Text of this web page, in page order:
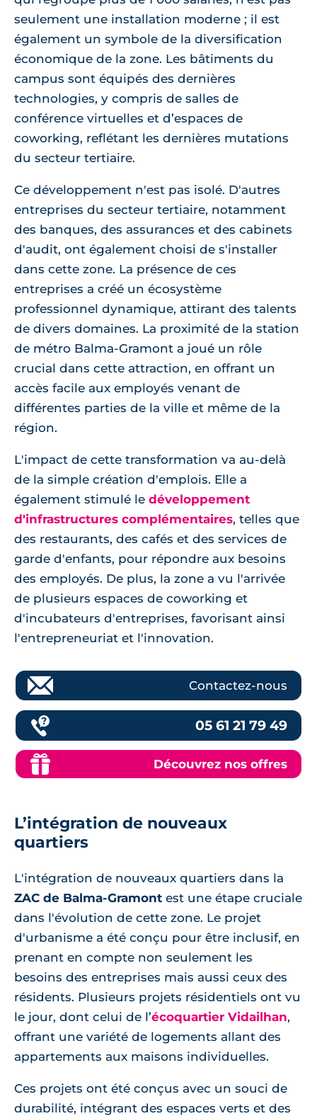
seulement une installation moderne ; il est
également un symbole de la diversification
économique de la zone. Les bâtiments du
campus sont équipés des dernières
technologies, y compris de salles de
conférence virtuelles et d’espaces de
coworking, reflétant les dernières mutations
du secteur tertiaire.
Ce développement n'est pas isolé. D'autres
entreprises du secteur tertiaire, notamment
des banques, des assurances et des cabinets
d'audit, ont également choisi de s'installer
dans cette zone. La présence de ces
entreprises a créé un écosystème
professionnel dynamique, attirant des talents
de divers domaines. La proximité de la station
de métro Balma-Gramont a joué un rôle
crucial dans cette attraction, en offrant un
accès facile aux employés venant de
différentes parties de la ville et même de la
région.
L'impact de cette transformation va au-delà
de la simple création d'emplois. Elle a
également stimulé le développement
d'infrastructures complémentaires, telles que
des restaurants, des cafés et des services de
garde d'enfants, pour répondre aux besoins
des employés. De plus, la zone a vu l'arrivée
de plusieurs espaces de coworking et
d'incubateurs d'entreprises, favorisant ainsi
l'entrepreneuriat et l'innovation.
Contactez-nous
05 61 21 79 49
Découvrez nos offres
L’intégration de nouveaux
quartiers
L'intégration de nouveaux quartiers dans la
ZAC de Balma-Gramont est une étape cruciale
dans l'évolution de cette zone. Le projet
d'urbanisme a été conçu pour être inclusif, en
prenant en compte non seulement les
besoins des entreprises mais aussi ceux des
résidents. Plusieurs projets résidentiels ont vu
le jour, dont celui de l’écoquartier Vidailhan,
offrant une variété de logements allant des
appartements aux maisons individuelles.
Ces projets ont été conçus avec un souci de
durabilité, intégrant des espaces verts et des